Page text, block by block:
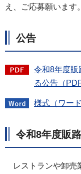
え、ご応募願います。
公告
令和8年度販
る公告（
様式（ワー
令和8年度販
レストランや卸売